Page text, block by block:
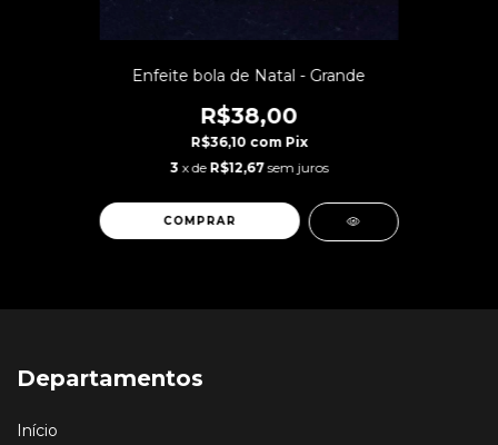
Enfeite bola de Natal - Grande
R$38,00
R$36,10 com Pix
3 x de R$12,67 sem juros
COMPRAR
Departamentos
Início